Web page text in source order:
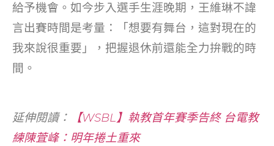
給予機會。如今步入選手生涯晚期，王維琳不諱
言出賽時間是考量：「想要有舞台，這對現在的
我來說很重要」，把握退休前還能全力拚戰的時
間。
延伸閱讀：
【WSBL】執教首年賽季告終 台電教
練陳萓峰：明年捲土重來